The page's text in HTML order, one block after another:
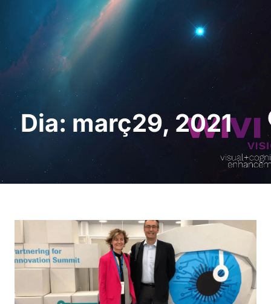
Sol · licita una
demostració
Dia: març29, 2021